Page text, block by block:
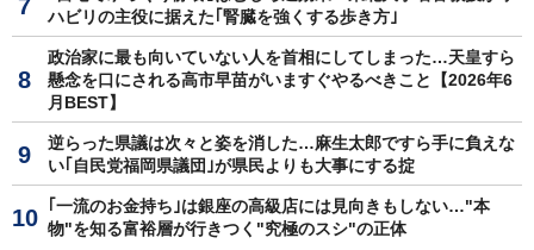
ハビリの主役に据えた｢腎臓を強くする歩き方｣
政治家に最も向いていない人を首相にしてしまった…天皇すら
懸念を口にされる高市早苗がいますぐやるべきこと【2026年6
月BEST】
逆らった県議は次々と姿を消した…麻生太郎ですら手に負えな
い｢自民党福岡県議団｣が県民よりも大事にする掟
｢一流のお金持ち｣は銀座の高級店には見向きもしない…"本
物"を知る富裕層が行きつく"究極のスシ"の正体